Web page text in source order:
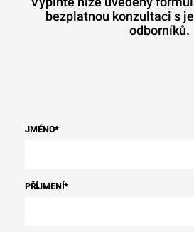
bezplatnou konzultaci s
odborníků.
JMÉNO*
PŘÍJMENÍ*